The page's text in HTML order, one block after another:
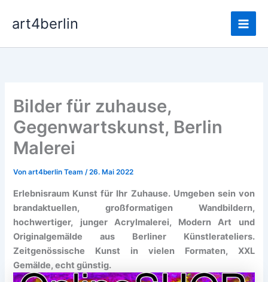
Inhaltart4berlin
Main
Bilder für zuhause,
Gegenwartskunst, Berlin
Malerei
Vonart4berlin Team/26. Mai 2022
Erlebnisraum Kunst für Ihr Zuhause. Umgeben sein von
brandaktuellen, großformatigen Wandbildern,
hochwertiger, junger Acrylmalerei, Modern Art und
Originalgemälde aus Berliner Künstlerateliers.
Zeitgenössische Kunst in vielen Formaten, XXL
Gemälde, echt günstig.